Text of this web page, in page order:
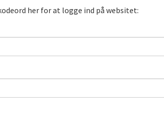
her for at logge ind på websitet: